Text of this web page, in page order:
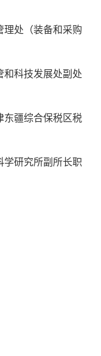
处（装备和采购
科技发展处副处
疆综合保税区税
研究所副所长职